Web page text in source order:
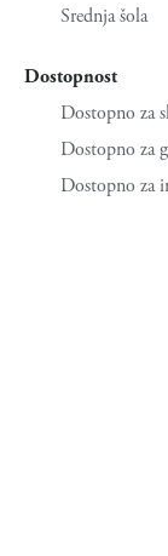
Srednja šola
Dostopnost
Dostopno za
Dostopno za
Dostopno za